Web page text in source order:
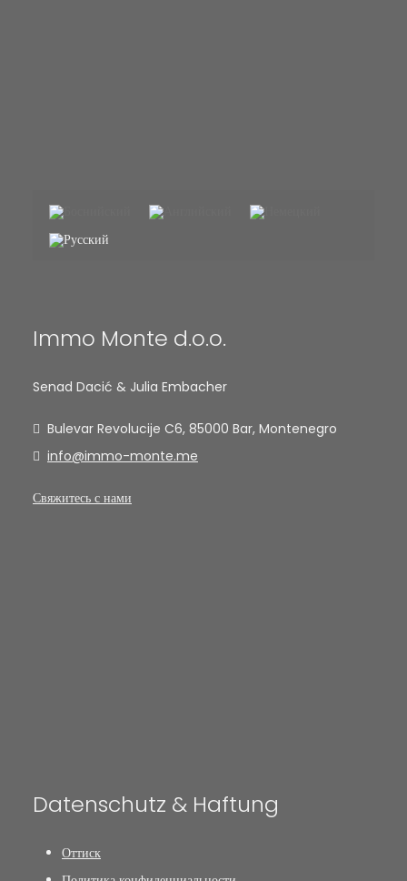
Immo Monte d.o.o.
Senad Dacić & Julia Embacher
Bulevar Revolucije C6, 85000 Bar, Montenegro
info@immo-monte.me
Свяжитесь с нами
Datenschutz & Haftung
Оттиск